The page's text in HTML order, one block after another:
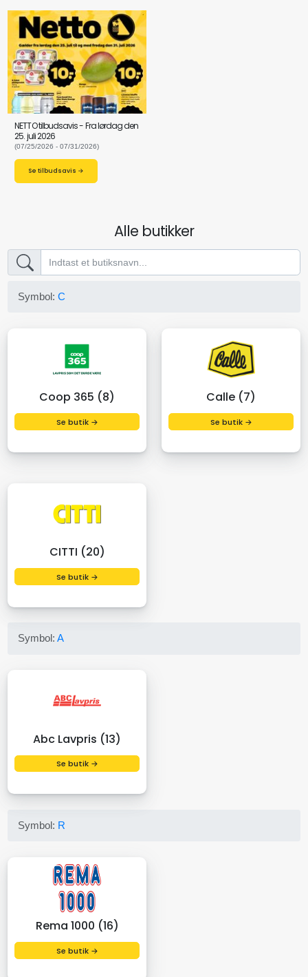
NETTO tilbudsavis - Fra lørdag den
25. juli 2026
(07/25/2026 - 07/31/2026)
Se tilbudsavis →
Alle butikker
Symbol:C
Coop 365 (8)
Se butik →
Calle (7)
Se butik →
CITTI (20)
Se butik →
Symbol:A
Abc Lavpris (13)
Se butik →
Symbol: R
Rema 1000 (16)
Se butik →